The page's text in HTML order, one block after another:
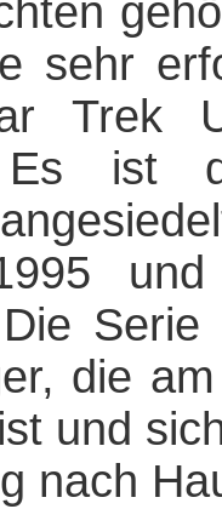
sehr
Trek
Es ist
Die
die
und
nach